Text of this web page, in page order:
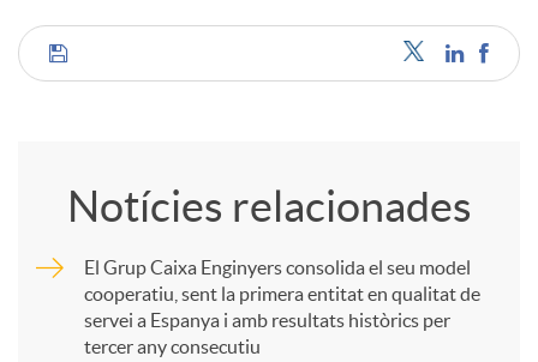
C
Notícies relacionades
El Grup Caixa Enginyers consolida el seu model
cooperatiu, sent la primera entitat en qualitat de
servei a Espanya i amb resultats històrics per
tercer any consecutiu